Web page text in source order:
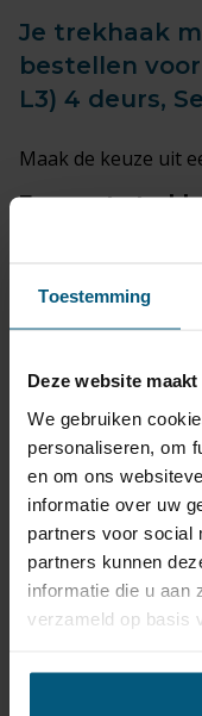
Toestemming
Deze website
We gebruiken
personaliseren, om
en om ons
informatie over uw
partners voor social
partners kunnen
informatie die u aan
verzameld op basis
Je trekhaak
bestellen
L3) 4 deurs,
Maak de keuze uit
Eenvaste
- is goedkoper in
worden.
-de trekhaak kogel
deze niet in gebruik
-bij een verticaal
van de kogel niet
gemonteerd is.
Voordelen:
Dit is een bijzonder
auto intact laat.
Makkelijk toegang
Nadelen: